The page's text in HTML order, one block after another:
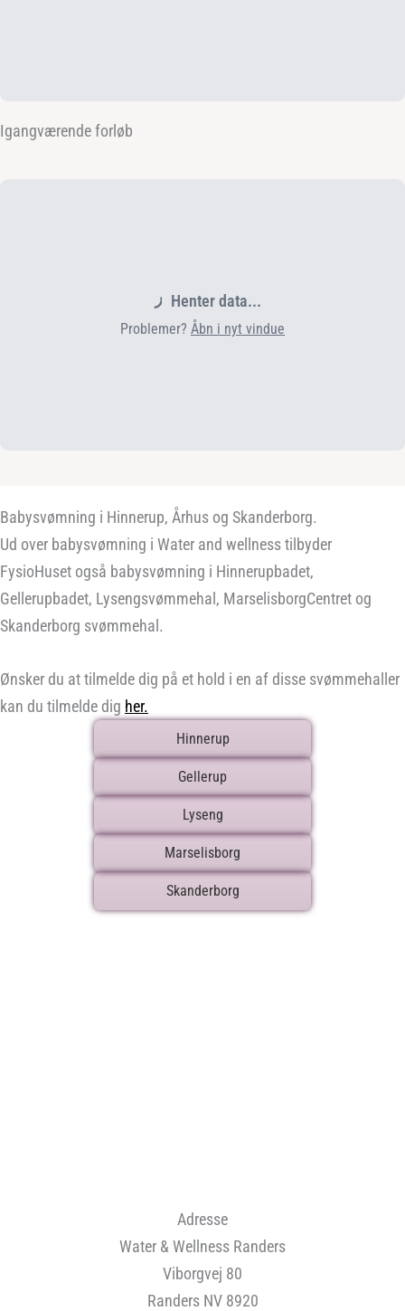
Igangværende forløb
Henter data...
Problemer? Åbn i nyt vindue
Babysvømning i Hinnerup, Århus og Skanderborg.
Ud over babysvømning i Water and wellness tilbyder
FysioHuset også babysvømning i Hinnerupbadet,
Gellerupbadet, Lysengsvømmehal, MarselisborgCentret og
Skanderborg svømmehal.
Ønsker du at tilmelde dig på et hold i en af disse svømmehaller
kan du tilmelde dig her.
Hinnerup
Gellerup
Lyseng
Marselisborg
Skanderborg
Adresse
Water & Wellness Randers
Viborgvej 80
Randers NV 8920